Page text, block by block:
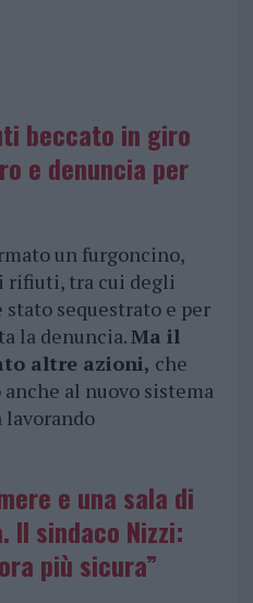
beccato in giro
e denuncia per
un furgoncino,
rifiuti, tra cui degli
sequestrato e per
la denuncia.Ma il
altre azioni, che
al nuovo sistema
lavorando
e una sala di
Il sindaco Nizzi:
più sicura”